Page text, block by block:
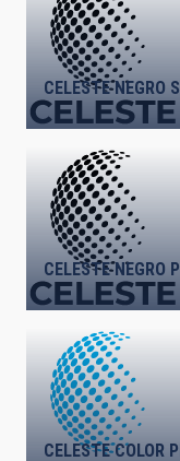
CELESTE NEGRO
CELESTE NEGRO
CELESTE COLOR